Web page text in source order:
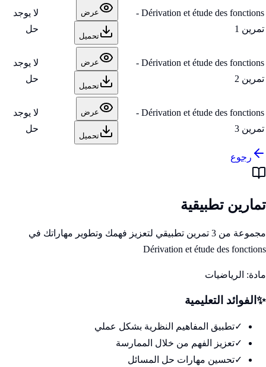
Dérivation et étude des fonctions -
تمرين 1
عرض
تحميل
لا يوجد
حل
Dérivation et étude des fonctions -
تمرين 2
عرض
تحميل
لا يوجد
حل
Dérivation et étude des fonctions -
تمرين 3
عرض
تحميل
لا يوجد
حل
رجوع
تمارين تطبيقية
مجموعة من 3 تمرين تطبيقي لتعزيز فهمك وتطوير مهاراتك في
Dérivation et étude des fonctions
مادة: الرياضيات
✨ الفوائد التعليمية
✓تطبيق المفاهيم النظرية بشكل عملي
✓تعزيز الفهم من خلال الممارسة
✓تحسين مهارات حل المسائل